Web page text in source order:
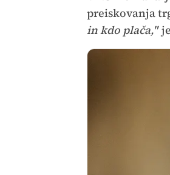
preiskovanja
in kdo plača,"